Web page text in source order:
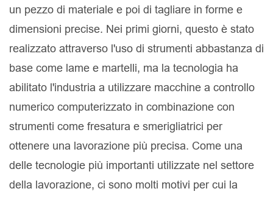
un pezzo di materiale e poi di tagliare in forme e
dimensioni precise. Nei primi giorni, questo è stato
realizzato attraverso l'uso di strumenti abbastanza di
base come lame e martelli, ma la tecnologia ha
abilitato l'industria a utilizzare macchine a controllo
numerico computerizzato in combinazione con
strumenti come fresatura e smerigliatrici per
ottenere una lavorazione più precisa. Come una
delle tecnologie più importanti utilizzate nel settore
della lavorazione, ci sono molti motivi per cui la